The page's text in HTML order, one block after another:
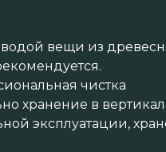
водой вещи из
чистка
хранение в
эксплуатации,